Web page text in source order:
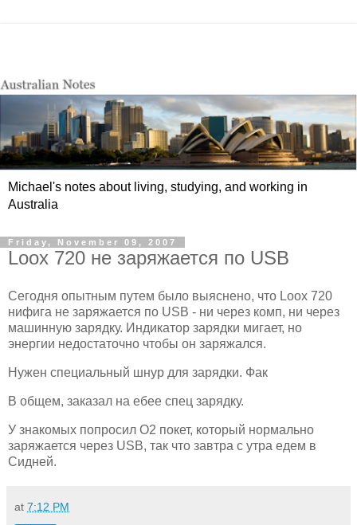
Michael's notes about living, studying, and working in
Australia
Friday, November 09, 2007
Loox 720 не заряжается по USB
Сегодня опытным путем было выяснено, что Loox 720
нифига не заряжается по USB - ни через комп, ни через
машинную зарядку. Индикатор зарядки мигает, но
энергии недостаточно чтобы он заряжался.
Нужен специальный шнур для зарядки. Фак
В общем, заказал на ебее спец зарядку.
У знакомых попросил O2 покет, который нормально
заряжается через USB, так что завтра с утра едем в
Сидней.
at 7:12 PM